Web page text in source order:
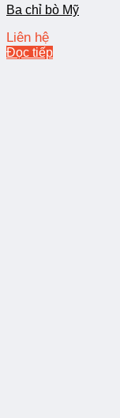
Ba chỉ bò Mỹ
Liên hệ
Đọc tiếp